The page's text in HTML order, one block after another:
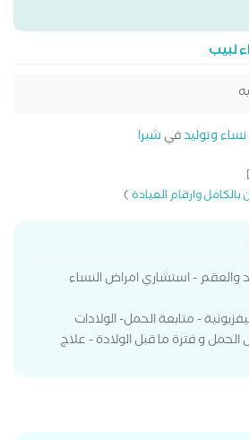
لبيب
نساء وتوليدفي شبرا
وارقام العيادة)
والعقم - استشاري امراض النساء
- متابعة الحمل- الولادات
و فترة ما قبل الولادة - علاج